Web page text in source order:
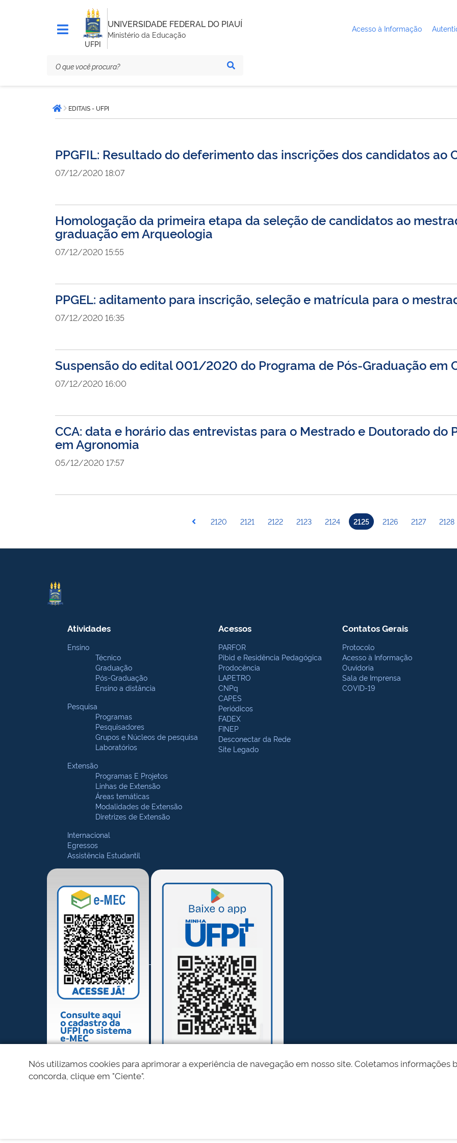
UFPI
UNIVERSIDADE FEDERAL DO PIAUÍ
Ministério da Educação
Acesso à Informação
está
aqui:Página inicial
EDITAIS - UFPI
PPGFIL: Resultado do deferimento das inscrições dos candidatos ao
07/12/2020 18:07
Homologação da primeira etapa da seleção de candidatos ao
graduação em Arqueologia
07/12/2020 15:55
PPGEL: aditamento para inscrição, seleção e matrícula para o
07/12/2020 16:35
Suspensão do edital 001/2020 do Programa de Pós-Graduação em
07/12/2020 16:00
CCA: data e horário das entrevistas para o Mestrado e Doutorado do
em Agronomia
05/12/2020 17:57
2120 2121 2122 2123 2124 2125 2126 2127 2128
Atividades
Ensino
Técnico
Graduação
Pós-Graduação
Ensino a distância
Pesquisa
Programas
Pesquisadores
Grupos e Núcleos de pesquisa
Laboratórios
Extensão
Programas E Projetos
Linhas de Extensão
Áreas temáticas
Modalidades de Extensão
Diretrizes de Extensão
Internacional
Egressos
Assistência Estudantil
Acessos
PARFOR
Pibid e Residência Pedagógica
Prodocência
LAPETRO
CNPq
CAPES
Periódicos
FADEX
FINEP
Desconectar da Rede
Site Legado
Contatos Gerais
Protocolo
Acesso à Informação
Ouvidoria
Sala de Imprensa
COVID-19
Nós utilizamos cookies para aprimorar a experiência de navegação em nosso site. Coletamos informações
concorda, clique em "Ciente".